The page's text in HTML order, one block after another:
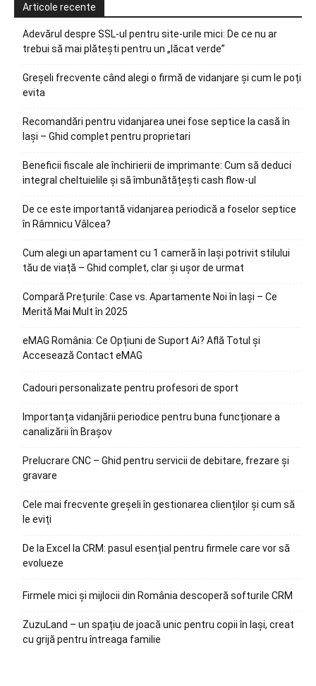
Articole recente
Adevărul despre SSL-ul pentru site-urile mici: De ce nu ar
trebui să mai plătești pentru un „lăcat verde”
Greșeli frecvente când alegi o firmă de vidanjare și cum le poți
evita
Recomandări pentru vidanjarea unei fose septice la casă în
Iași – Ghid complet pentru proprietari
Beneficii fiscale ale închirierii de imprimante: Cum să deduci
integral cheltuielile și să îmbunătățești cash flow-ul
De ce este importantă vidanjarea periodică a foselor septice
în Râmnicu Vâlcea?
Cum alegi un apartament cu 1 cameră în Iași potrivit stilului
tău de viață – Ghid complet, clar și ușor de urmat
Compară Prețurile: Case vs. Apartamente Noi în Iași – Ce
Merită Mai Mult în 2025
eMAG România: Ce Opțiuni de Suport Ai? Află Totul și
Accesează Contact eMAG
Cadouri personalizate pentru profesori de sport
Importanța vidanjării periodice pentru buna funcționare a
canalizării în Brașov
Prelucrare CNC – Ghid pentru servicii de debitare, frezare și
gravare
Cele mai frecvente greșeli în gestionarea clienților și cum să
le eviți
De la Excel la CRM: pasul esențial pentru firmele care vor să
evolueze
Firmele mici și mijlocii din România descoperă softurile CRM
ZuzuLand – un spațiu de joacă unic pentru copii în Iași, creat
cu grijă pentru întreaga familie